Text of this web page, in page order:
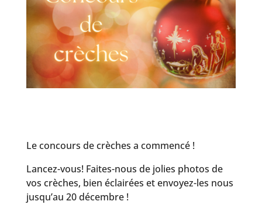
Le concours de crèches a commencé !
Lancez-vous! Faites-nous de jolies photos de
vos crèches, bien éclairées et envoyez-les nous
jusqu’au 20 décembre !